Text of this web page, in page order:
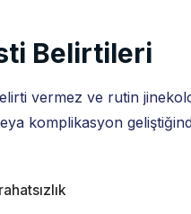
Belirtileri
vermez ve rutin
komplikasyon